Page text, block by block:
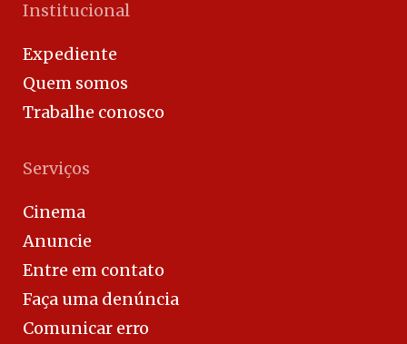
Institucional
Expediente
Quem somos
Trabalhe conosco
Serviços
Cinema
Anuncie
Entre em contato
Faça uma denúncia
Comunicar erro